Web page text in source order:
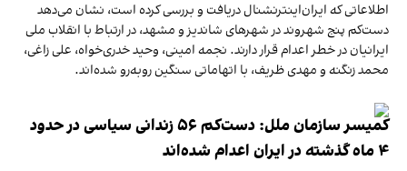
اطلاعاتی که ایران‌اینترنشنال دریافت و بررسی کرده است، نشان می‌دهد
دست‌کم پنج شهروند در شهرهای شاندیز و مشهد، در ارتباط با انقلاب ملی
ایرانیان در خطر اعدام قرار دارند. نجمه امینی، وحید خدری‌خواه، علی زاغی،
محمد زنگنه و مهدی ظریف، با اتهاماتی سنگین روبه‌رو شده‌اند.
کمیسر سازمان ملل: دست‌کم ۵۶ زندانی سیاسی در حدود
۴ ماه گذشته در ایران اعدام شده‌اند